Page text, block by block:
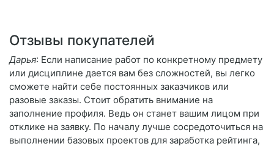
Отзывы покупателей
Дарья: Если написание работ по конкретному предмету
или дисциплине дается вам без сложностей, вы легко
сможете найти себе постоянных заказчиков или
разовые заказы. Стоит обратить внимание на
заполнение профиля. Ведь он станет вашим лицом при
отклике на заявку. По началу лучше сосредоточиться на
выполнении базовых проектов для заработка рейтинга,